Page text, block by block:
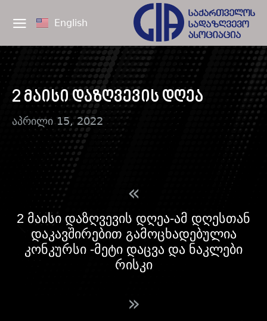
English
2 მაისი დაზღვევის დღეა
აპრილი 15, 2022
«
2 მაისი დაზღვევის დღეა-ამ დღესთან
დაკავშირებით გამოცხადებულია
კონკურსი -მეტი დაცვა და ნაკლები
რისკი
»